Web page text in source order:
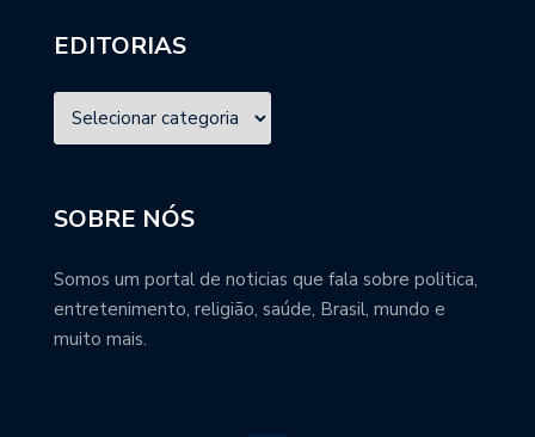
EDITORIAS
SOBRE NÓS
Somos um portal de noticias que fala sobre politica,
entretenimento, religião, saúde, Brasil, mundo e
muito mais.